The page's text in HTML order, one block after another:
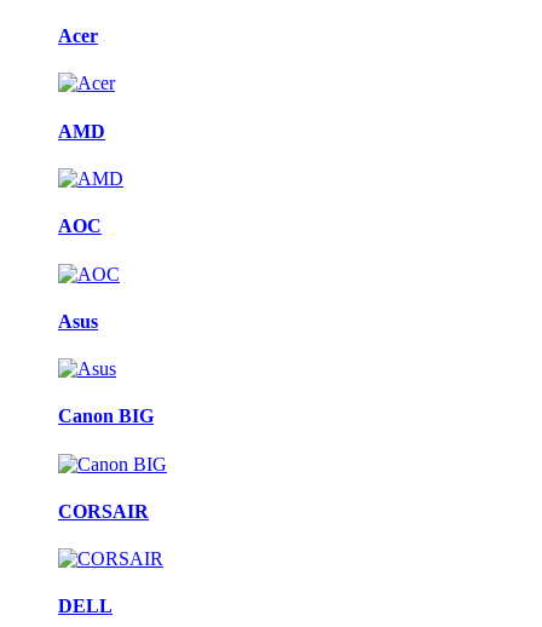
Acer
AMD
AOC
Asus
Canon BIG
CORSAIR
DELL